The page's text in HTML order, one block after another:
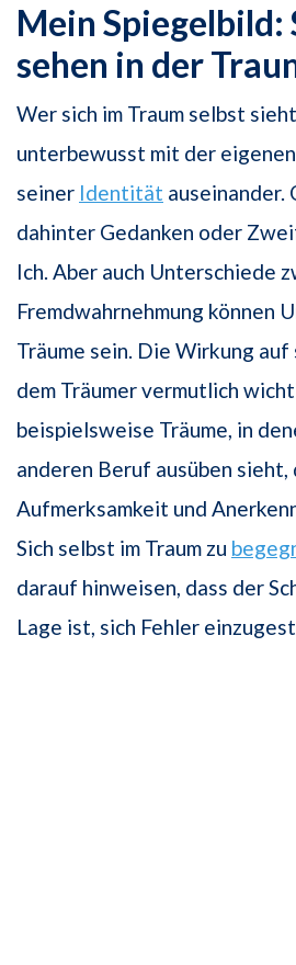
Mein Spiegelbild:
sehen in der
Wer sich im Traum selbst
unterbewusst mit der
seiner Identität auseinander.
dahinter Gedanken oder
Ich. Aber auch Unterschiede
Fremdwahrnehmung können
Träume sein. Die Wirkung
dem Träumer vermutlich
beispielsweise Träume, in
anderen Beruf ausüben sieht,
Aufmerksamkeit und
Sich selbst im Traum zu
darauf hinweisen, dass der
Lage ist, sich Fehler